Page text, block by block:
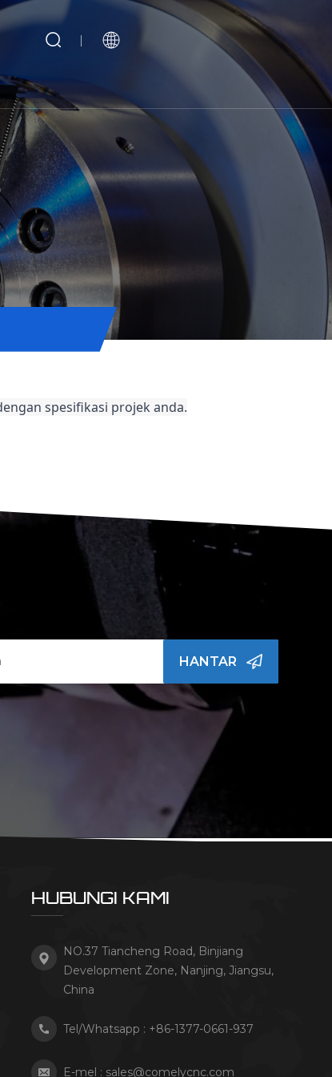
spesifikasi projek anda.
HANTAR
HUBUNGI KAMI
NO.37 Tiancheng Road, Binjiang
Development Zone, Nanjing, Jiangsu,
China
Tel/Whatsapp : +86-1377-0661-937
E-mel : sales@comelycnc.com